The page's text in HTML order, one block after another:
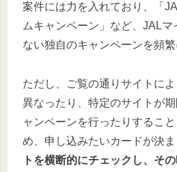
案件には力を入れており、「
ムキャンペーン」など、JAL
ない独自のキャンペーンを頻繁
ただし、ご覧の通りサイトに
異なったり、特定のサイトが
ャンペーンを行ったりするこ
め、申し込みたいカードが決ま
トを横断的にチェックし、そ